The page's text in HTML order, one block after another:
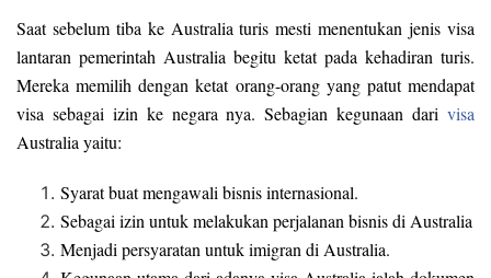
Saat sebelum tiba ke Australia turis mesti menentukan jenis visa
lantaran pemerintah Australia begitu ketat pada kehadiran turis.
Mereka memilih dengan ketat orang-orang yang patut mendapat
visa sebagai izin ke negara nya. Sebagian kegunaan dari visa
Australia yaitu:
Syarat buat mengawali bisnis internasional.
Sebagai izin untuk melakukan perjalanan bisnis di Australia
Menjadi persyaratan untuk imigran di Australia.